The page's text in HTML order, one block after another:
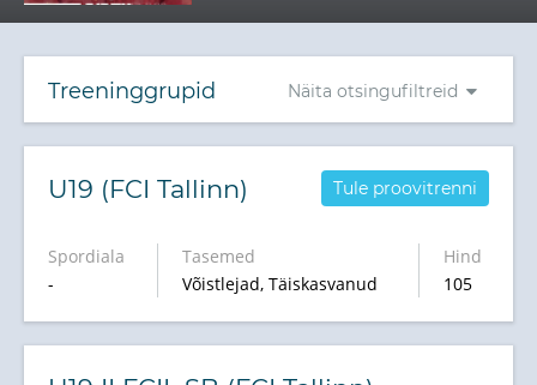
Näita otsingufiltreid
Treeninggrupid
U19 (FCI Tallinn) Tule proovitrenni
Spordiala
-
Tasemed
Võistlejad, Täiskasvanud
Hind
105